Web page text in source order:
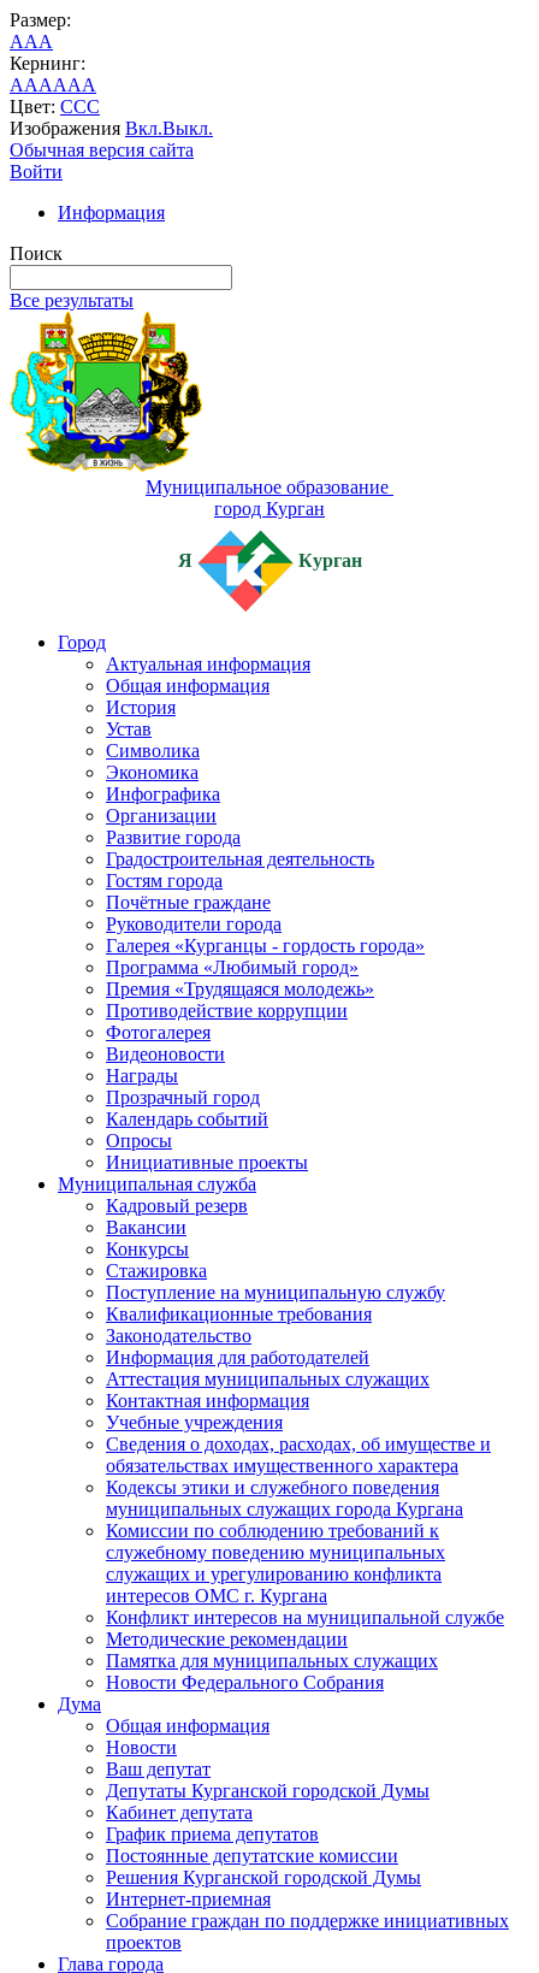
Размер:
AAA
Кернинг:
AAAAAA
Цвет: CCC
Изображения Вкл.Выкл.
Обычная версия сайта
Войти
Информация
Поиск
Все результаты
Муниципальное образование
город Курган
Я Курган
Город
Актуальная информация
Общая информация
История
Устав
Символика
Экономика
Инфографика
Организации
Развитие города
Градостроительная деятельность
Гостям города
Почётные граждане
Руководители города
Галерея «Курганцы - гордость города»
Программа «Любимый город»
Премия «Трудящаяся молодежь»
Противодействие коррупции
Фотогалерея
Видеоновости
Награды
Прозрачный город
Календарь событий
Опросы
Инициативные проекты
Муниципальная служба
Кадровый резерв
Вакансии
Конкурсы
Стажировка
Поступление на муниципальную службу
Квалификационные требования
Законодательство
Информация для работодателей
Аттестация муниципальных служащих
Контактная информация
Учебные учреждения
Сведения о доходах, расходах, об имуществе и
обязательствах имущественного характера
Кодексы этики и служебного поведения
муниципальных служащих города Кургана
Комиссии по соблюдению требований к
служебному поведению муниципальных
служащих и урегулированию конфликта
интересов ОМС г. Кургана
Конфликт интересов на муниципальной службе
Методические рекомендации
Памятка для муниципальных служащих
Новости Федерального Cобрания
Дума
Общая информация
Новости
Ваш депутат
Депутаты Курганской городской Думы
Кабинет депутата
График приема депутатов
Постоянные депутатские комиссии
Решения Курганской городской Думы
Интернет-приемная
Собрание граждан по поддержке инициативных
проектов
Глава города